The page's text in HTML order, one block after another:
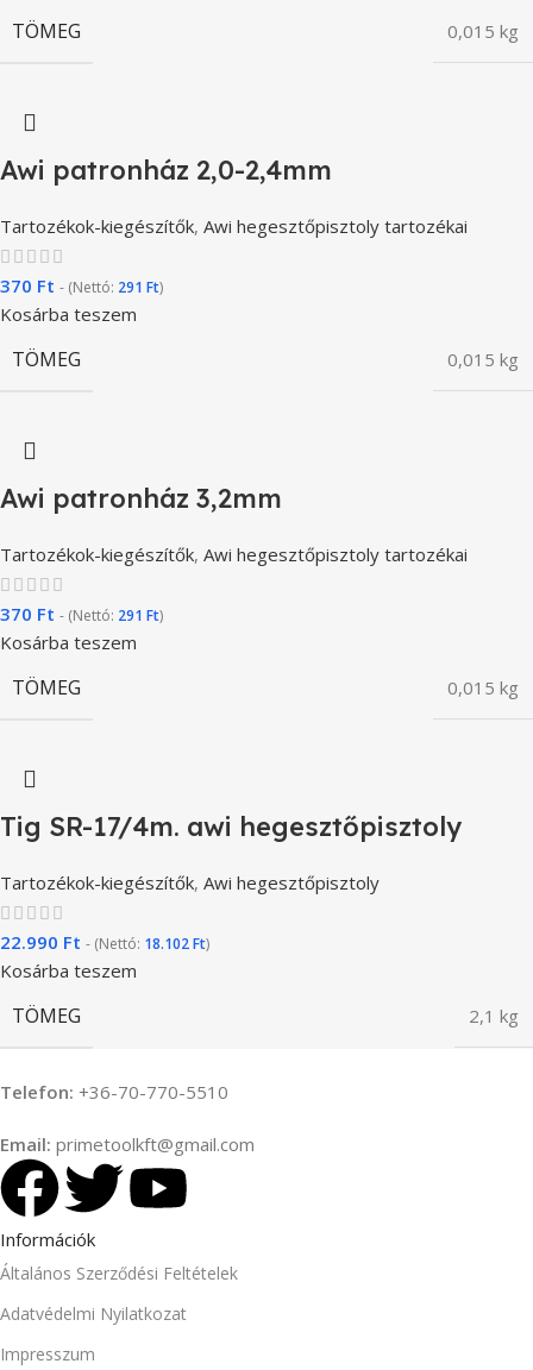
TÖMEG 0,015 kg
Awi patronház 2,0-2,4mm
Tartozékok-kiegészítők, Awi hegesztőpisztoly tartozékai
370 Ft - (Nettó: 291 Ft)
Kosárba teszem
TÖMEG 0,015 kg
Awi patronház 3,2mm
Tartozékok-kiegészítők, Awi hegesztőpisztoly tartozékai
370 Ft - (Nettó: 291 Ft)
Kosárba teszem
TÖMEG 0,015 kg
Tig SR-17/4m. awi hegesztőpisztoly
Tartozékok-kiegészítők, Awi hegesztőpisztoly
22.990 Ft - (Nettó: 18.102Ft)
Kosárba teszem
TÖMEG 2,1 kg
Telefon: +36-70-770-5510
Email: primetoolkft@gmail.com
Információk
Általános Szerződési Feltételek
Adatvédelmi Nyilatkozat
Impresszum